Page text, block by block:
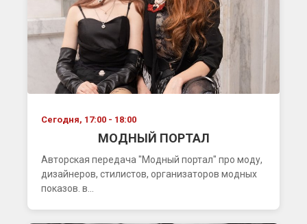
Сегодня, 17:00 - 18:00
МОДНЫЙ ПОРТАЛ
Авторская передача "Модный портал" про моду,
дизайнеров, стилистов, организаторов модных
показов. в...